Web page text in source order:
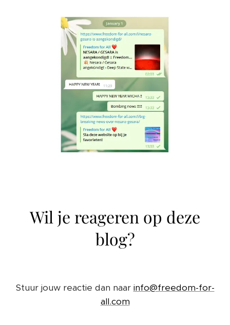
Wil je reageren op deze
blog?
Stuur jouw reactie dan naar info@freedom-for-
all.com